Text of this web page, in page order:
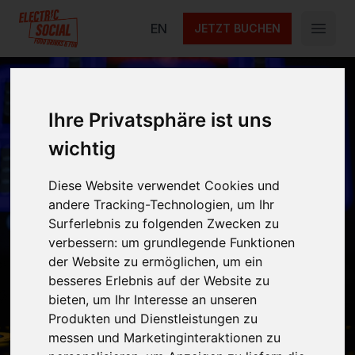
Ihre Privatsphäre ist uns
wichtig
Diese Website verwendet Cookies und
andere Tracking-Technologien, um Ihr
Surferlebnis zu folgenden Zwecken zu
verbessern: um grundlegende Funktionen
der Website zu ermöglichen, um ein
besseres Erlebnis auf der Website zu
bieten, um Ihr Interesse an unseren
Produkten und Dienstleistungen zu
messen und Marketinginteraktionen zu
Electric Social
EN JETZT BUCHEN
Open
Giant Pac-Man
Erlebe Giant Pac-Man bei Electric Social am
Alexanderplatz in Berlin! Spiele mit Deinen
Freunden und genieße einen unvergesslich
spaßigen Abend